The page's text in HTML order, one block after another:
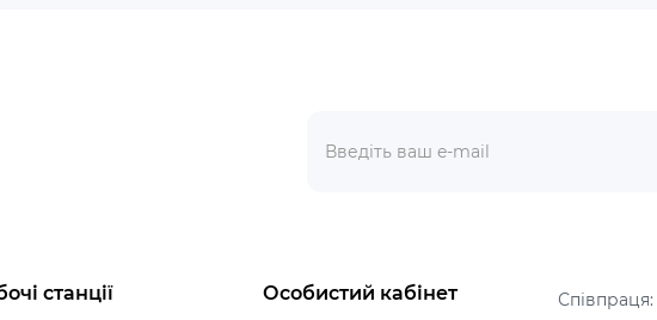
станції Особистий кабінет
Співпраця: